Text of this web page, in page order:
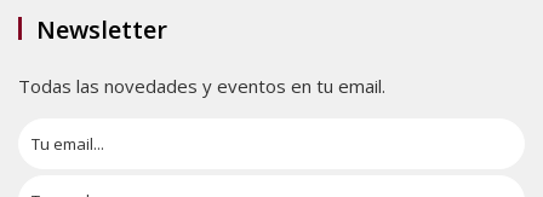
Newsletter
Todas las novedades y eventos en tu email.